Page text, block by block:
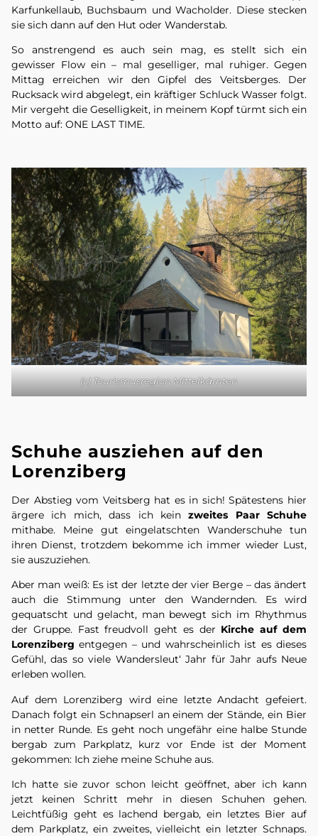
Karfunkellaub, Buchsbaum und Wacholder. Diese stecken
sie sich dann auf den Hut oder Wanderstab.
So anstrengend es auch sein mag, es stellt sich ein
gewisser Flow ein – mal geselliger, mal ruhiger. Gegen
Mittag erreichen wir den Gipfel des Veitsberges. Der
Rucksack wird abgelegt, ein kräftiger Schluck Wasser folgt.
Mir vergeht die Geselligkeit, in meinem Kopf türmt sich ein
Motto auf: ONE LAST TIME.
(c) Tourismusregion Mittelkärnten
Schuhe ausziehen auf den
Lorenziberg
Der Abstieg vom Veitsberg hat es in sich! Spätestens hier
ärgere ich mich, dass ich keinzweites Paar Schuhe
mithabe. Meine gut eingelatschten Wanderschuhe tun
ihren Dienst, trotzdem bekomme ich immer wieder Lust,
sie auszuziehen.
Aber man weiß: Es ist der letzte der vier Berge – das ändert
auch die Stimmung unter den Wandernden. Es wird
gequatscht und gelacht, man bewegt sich im Rhythmus
der Gruppe. Fast freudvoll geht es der Kirche auf dem
Lorenziberg entgegen – und wahrscheinlich ist es dieses
Gefühl, das so viele Wandersleut‘ Jahr für Jahr aufs Neue
erleben wollen.
Auf dem Lorenziberg wird eine letzte Andacht gefeiert.
Danach folgt ein Schnapserl an einem der Stände, ein Bier
in netter Runde. Es geht noch ungefähr eine halbe Stunde
bergab zum Parkplatz, kurz vor Ende ist der Moment
gekommen: Ich ziehe meine Schuhe aus.
Ich hatte sie zuvor schon leicht geöffnet, aber ich kann
jetzt keinen Schritt mehr in diesen Schuhen gehen.
Leichtfüßig geht es lachend bergab, ein letztes Bier auf
dem Parkplatz, ein zweites, vielleicht ein letzter Schnaps.